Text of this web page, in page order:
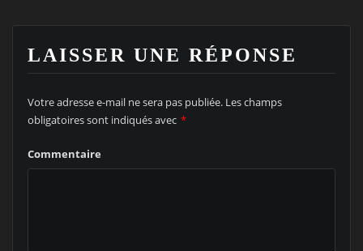
LAISSER UNE RÉPONSE
Votre adresse e-mail ne sera pas publiée. Les champs
obligatoires sont indiqués avec *
Commentaire